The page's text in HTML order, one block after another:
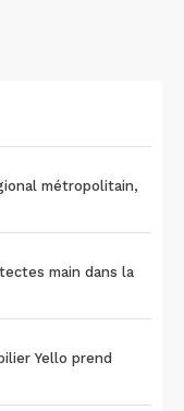
métropolitain,
main dans la
Yello prend